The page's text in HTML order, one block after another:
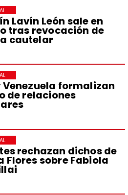
Lavín León sale en
tras revocación de
cautelar
Venezuela formalizan
de relaciones
rechazan dichos de
Flores sobre Fabiola